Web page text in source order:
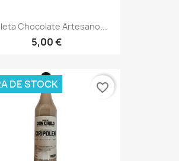
Chocolate Artesano...
5,00 €
DE STOCK favorite_border